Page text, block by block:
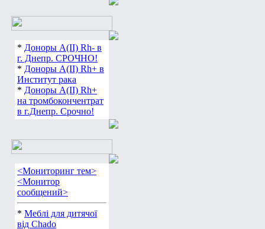
* Доноры А(ІІ) Rh- в
г. Днепр. СРОЧНО!
* Доноры А(ІІ) Rh+ в
Институт рака
* Доноры А(ІІ) Rh+
на тромбокончентрат
в г.Днепр. Срочно!
<Мониторинг тем>
<Монитор
сообщений>
* Меблі для дитячої
від Chado